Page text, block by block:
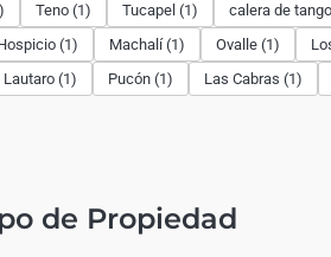
Teno (1) Tucapel (1) calera de
(1) Machalí (1) Ovalle (1)
Lautaro (1) Pucón (1) Las Cabras (1)
de Propiedad